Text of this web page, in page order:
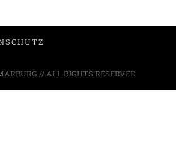
// ALL RIGHTS RESERVED